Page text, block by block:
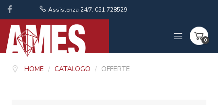
Assistenza 24/7: 051 728529
0
HOME / CATALOGO / OFFERTE